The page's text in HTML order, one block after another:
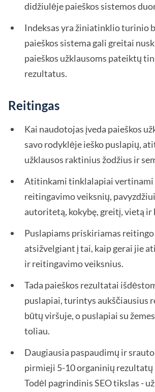
didžiulėje paieškos sistemos
Indeksas yra žiniatinklio turinio
paieškos sistema gali greitai
paieškos užklausoms pateiktų
rezultatus.
Reitingas
Kai naudotojas įveda paieškos
savo rodyklėje ieško puslapių,
užklausos raktinius žodžius ir
Atitinkami tinklalapiai vertinami
reitingavimo veiksnių,
autoritetą, kokybę, greitį, vietą ir
Puslapiams priskiriamas reitingo
atsižvelgiant į tai, kaip gerai jie
ir reitingavimo veiksnius.
Tada paieškos rezultatai
puslapiai, turintys aukščiausius
būtų viršuje, o puslapiai su
toliau.
Daugiausia paspaudimų ir
pirmieji 5-10 organinių rezultatų
Todėl pagrindinis SEO tikslas -